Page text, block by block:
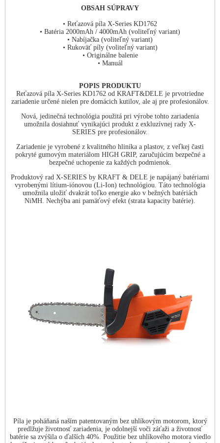
OBSAH SÚPRAVY
• Reťazová píla X-Series KD1762
• Batéria 2000mAh / 4000mAh (voliteľný variant)
• Nabíjačka (voliteľný variant)
• Rukoväť píly (voliteľný variant)
• Originálne balenie
• Manuál
POPIS PRODUKTU
Reťazová píla X-Series KD1762 od KRAFT&DELE je prvotriedne
zariadenie určené nielen pre domácich kutilov, ale aj pre profesionálov.
Nová, jedinečná technológia použitá pri výrobe tohto zariadenia
umožnila dosiahnuť vynikajúci produkt z exkluzívnej rady X-
SERIES pre profesionálov.
Zariadenie je vyrobené z kvalitného hliníka a plastov, z veľkej časti
pokryté gumovým materiálom HIGH GRIP, zaručujúcim bezpečné a
bezpečné uchopenie za každých podmienok.
Produktový rad X-SERIES by KRAFT & DELE je napájaný batériami
vyrobenými lítium-iónovou (Li-Ion) technológiou. Táto technológia
umožnila uložiť dvakrát toľko energie ako v bežných batériách
NiMH. Nechýba ani pamäťový efekt (strata kapacity batérie).
Píla je poháňaná naším patentovaným bez uhlíkovým motorom, ktorý
predlžuje životnosť zariadenia, je odolnejší voči záťaži a životnosť
batérie sa zvýšila o ďalších 40%. Použitie bez uhlíkového motora viedlo